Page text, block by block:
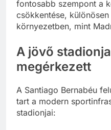
fontosabb szempont a
csökkentése,
környezetben, mint
A jövő
megérkezett
A Santiago Bernabéu
tart a modern
stadionjai: